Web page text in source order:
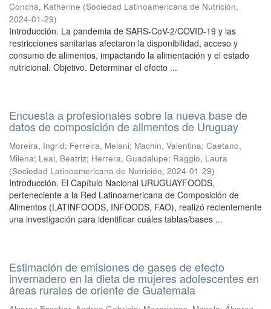
Concha, Katherine (Sociedad Latinoamericana de Nutrición,
2024-01-29)
Introducción. La pandemia de SARS-CoV-2/COVID-19 y las
restricciones sanitarias afectaron la disponibilidad, acceso y
consumo de alimentos, impactando la alimentación y el estado
nutricional. Objetivo. Determinar el efecto ...
Encuesta a profesionales sobre la nueva base de
datos de composición de alimentos de Uruguay
Moreira, Ingrid; Ferreira, Melani; Machin, Valentina; Caetano,
Milena; Leal, Beatriz; Herrera, Guadalupe; Raggio, Laura
(Sociedad Latinoamericana de Nutrición, 2024-01-29)
Introducción. El Capítulo Nacional URUGUAYFOODS,
perteneciente a la Red Latinoamericana de Composición de
Alimentos (LATINFOODS, INFOODS, FAO), realizó recientemente
una investigación para identificar cuáles tablas/bases ...
Estimación de emisiones de gases de efecto
invernadero en la dieta de mujeres adolescentes en
áreas rurales de oriente de Guatemala